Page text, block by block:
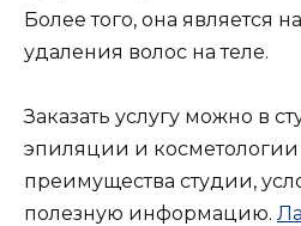
Более того, она является
удаления волос на теле.
Заказать услугу можно в
эпиляции и косметологии
преимущества студии,
полезную информацию.